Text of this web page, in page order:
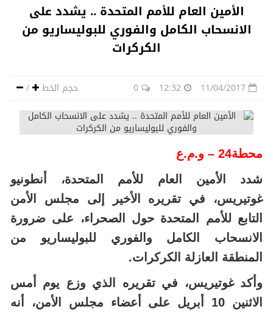
الأمين العام للأمم المتحدة .. يشدد على
الانسحاب الكامل والفوري للبوليساريو من
الكركرات
حجم الخط / 11/04/2017
12:32
0
محطة24 – و.م.ع
شدد الأمين العام للأمم المتحدة، أنطونيو
غوتيريس، في تقريره الأخير إلى مجلس الأمن
التابع للأمم المتحدة حول الصحراء، على ضرورة
الانسحاب الكامل والفوري للبوليساريو من
المنطقة العازلة الكركرات.
وأكد غوتيريس، في تقريره الذي وزع يوم أمس
الاثنين 10 أبريل على أعضاء مجلس الأمن، أنه